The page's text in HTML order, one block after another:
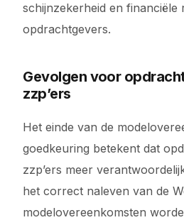
schijnzekerheid en financiële
opdrachtgevers.
Gevolgen voor
zzp’ers
Het einde van de
goedkeuring betekent dat
zzp’ers meer
het correct naleven van de
modelovereenkomsten